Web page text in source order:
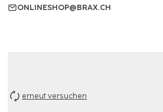
ONLINESHOP@BRAX.CH
erneut versuchen